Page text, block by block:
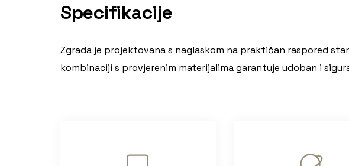
Specifikacije
Zgrada je projektovana s naglaskom na praktičan raspored
kombinaciji s provjerenim materijalima garantuje udoban i